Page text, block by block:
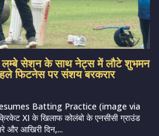
सेशन के साथ नेट्स में लौटे शुभमन
फिटनेस पर संशय बरकरार
Batting Practice (image via
XI के खिलाफ कोलंबो के एनसीसी ग्राउंड
और आखिरी दिन,...